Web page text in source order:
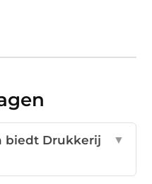
biedt Drukkerij
▼